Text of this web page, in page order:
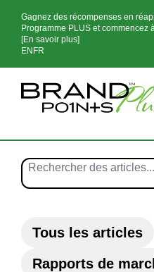
Gagnez des récompenses en
Programme PLUS et commencez
[En savoir plus]
EN FR
Tous les articles
Rapports de